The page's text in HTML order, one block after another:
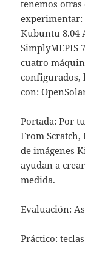
tenemos
experimentar:
Kubuntu 8.04
SimplyMEPIS
cuatro
configurados,
con:
Portada: Por
From Scratch,
de imágenes
ayudan a
medida.
Evaluación:
Práctico: